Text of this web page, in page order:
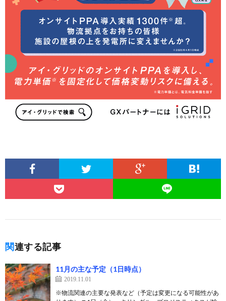
関連する記事
11月の主な予定（1日時点）
2019.11.01
※物流関連の主要な発表など（予定は変更になる可能性があ